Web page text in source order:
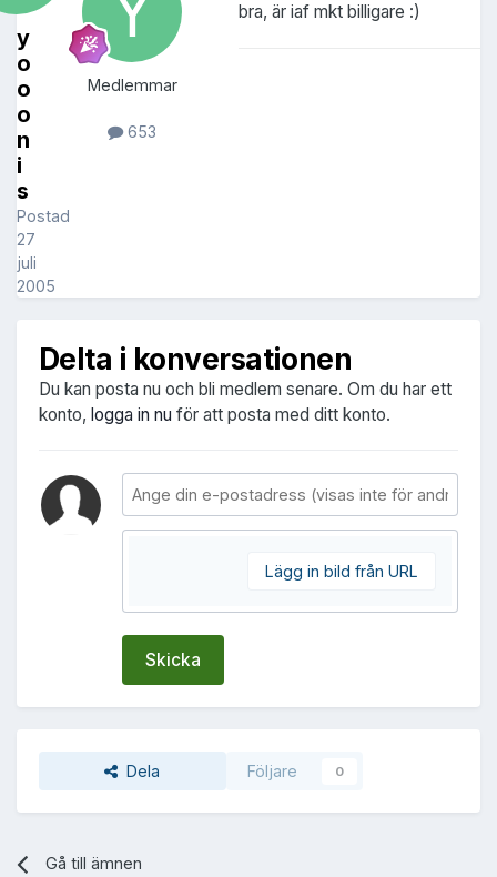
y
o
o
o
n
i
s
Postad
27
juli
2005
Medlemmar
653
bra, är iaf mkt billigare :)
Delta i konversationen
Du kan posta nu och bli medlem senare. Om du har ett
konto, logga in nu för att posta med ditt konto.
Lägg in bild från URL
Skicka
Dela Följare 0
Gå till ämnen